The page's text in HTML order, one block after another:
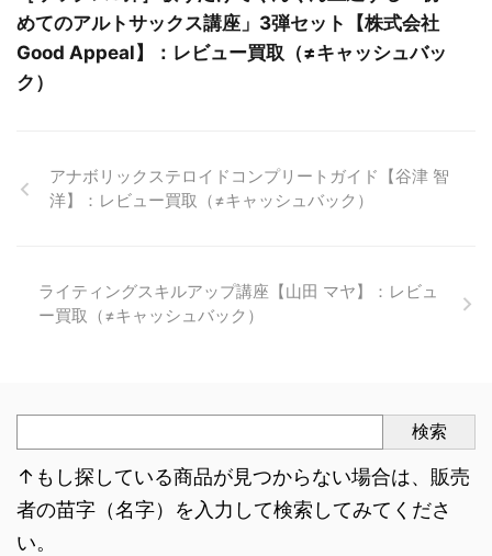
めてのアルトサックス講座」3弾セット【株式会社
Good Appeal】：レビュー買取（≠キャッシュバッ
ク）
アナボリックステロイドコンプリートガイド【谷津 智
洋】：レビュー買取（≠キャッシュバック）
ライティングスキルアップ講座【山田 マヤ】：レビュ
ー買取（≠キャッシュバック）
検索
↑もし探している商品が見つからない場合は、販売
者の苗字（名字）を入力して検索してみてくださ
い。